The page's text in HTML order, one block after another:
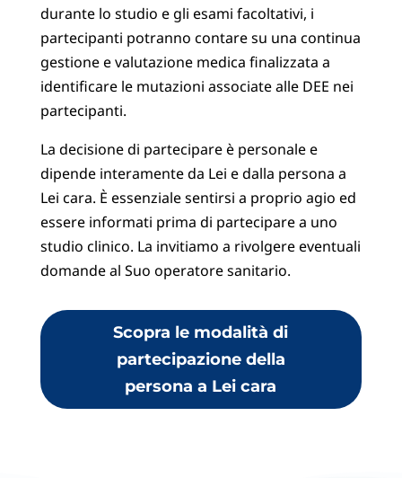
durante lo studio e gli esami facoltativi, i
partecipanti potranno contare su una continua
gestione e valutazione medica finalizzata a
identificare le mutazioni associate alle DEE nei
partecipanti.
La decisione di partecipare è personale e
dipende interamente da Lei e dalla persona a
Lei cara. È essenziale sentirsi a proprio agio ed
essere informati prima di partecipare a uno
studio clinico. La invitiamo a rivolgere eventuali
domande al Suo operatore sanitario.
Scopra le modalità di
partecipazione della
persona a Lei cara